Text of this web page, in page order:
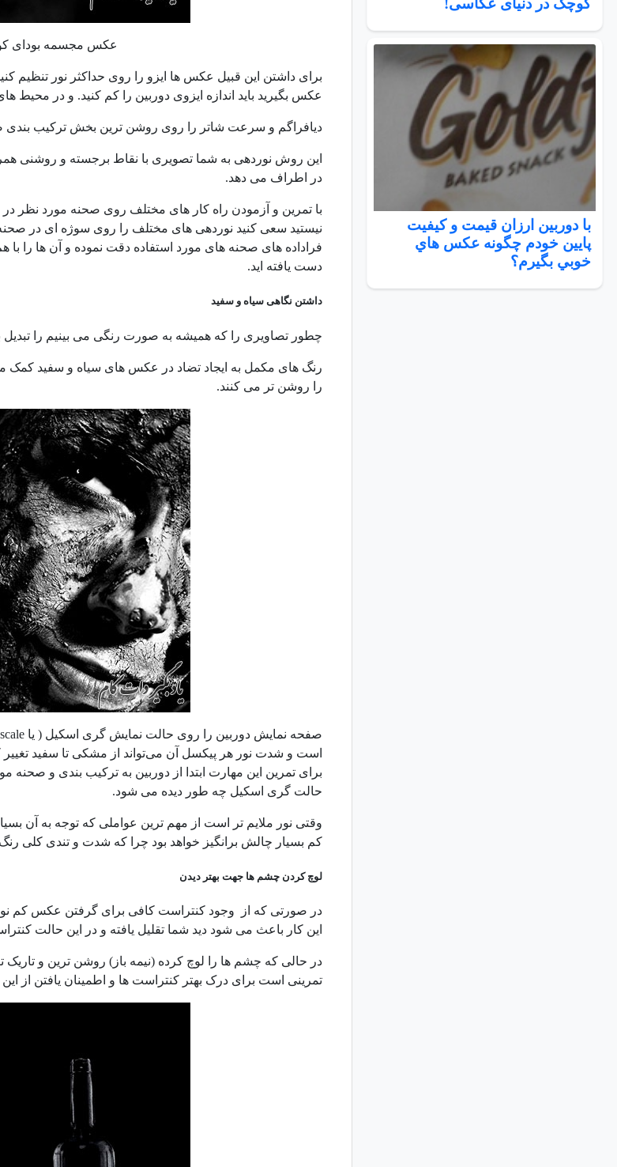
کوچک در دنیای عکاسی!
با دوربين ارزان قيمت و كيفيت
پايين خودم چگونه عكس هاي
خوبي بگيرم؟
عکس مجسمه بودای
برای داشتن این قبیل عکس ها ایزو را روی حداکثر نور تنظیم
عکس بگیرید باید اندازه ایزوی دوربین را کم کنید. و در محیط
دیافراگم و سرعت شاتر را روی روشن ترین بخش ترکیب بندی
این روش نوردهی به شما تصویری با نقاط برجسته و روشنی
در اطراف می دهد.
با تمرین و آزمودن راه کار های مختلف روی صحنه مورد نظر در
نیستید سعی کنید نوردهی های مختلف را روی سوژه ای در
فراداده های صحنه های مورد استفاده دقت نموده و آن ها را
دست یافته اید.
داشتن نگاهی سیاه و سفید
چطور تصاویری را که همیشه به صورت رنگی می بینیم را تبدیل
رنگ های مکمل به ایجاد تضاد در عکس های سیاه و سفید کمک می
را روشن تر می کنند.
است و شدت نور هر پیکسل آن می‌تواند از مشکی تا سفید تغییر
برای تمرین این مهارت ابتدا از دوربین به ترکیب بندی و صحنه
حالت گری اسکیل چه طور دیده می شود.
وقتی نور ملایم تر است از مهم ترین عواملی که توجه به آن
کم بسیار چالش برانگیز خواهد بود چرا که شدت و تندی کلی
لوچ کردن چشم ها جهت بهتر دیدن
در صورتی که از وجود کنتراست کافی برای گرفتن عکس کم
این کار باعث می شود دید شما تقلیل یافته و در این حالت
در حالی که چشم ها را لوچ کرده (نیمه باز) روشن ترین و
تمرینی است برای درک بهتر کنتراست ها و اطمینان یافتن از این